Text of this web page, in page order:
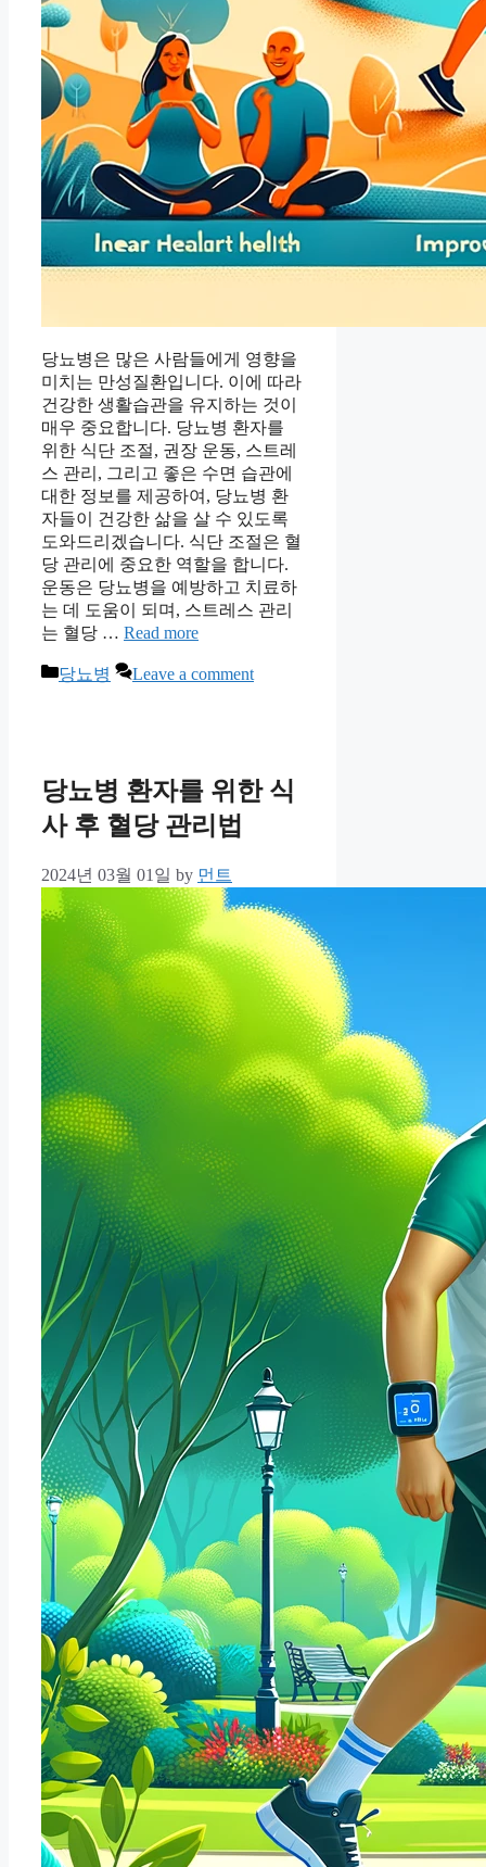
당뇨병은 많은 사람들에게 영향을
미치는 만성질환입니다. 이에 따라
건강한 생활습관을 유지하는 것이
매우 중요합니다. 당뇨병 환자를
위한 식단 조절, 권장 운동, 스트레
스 관리, 그리고 좋은 수면 습관에
대한 정보를 제공하여, 당뇨병 환
자들이 건강한 삶을 살 수 있도록
도와드리겠습니다. 식단 조절은 혈
당 관리에 중요한 역할을 합니다.
운동은 당뇨병을 예방하고 치료하
는 데 도움이 되며, 스트레스 관리
는 혈당 … Read more
Categories
당뇨병 Leave a comment
당뇨병 환자를 위한 식
사 후 혈당 관리법
2024년 03월 01일 by 먼트